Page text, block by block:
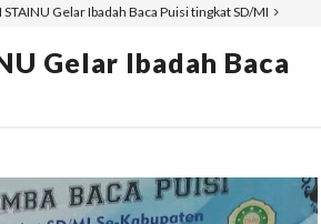
Gelar Ibadah Baca Puisi tingkat SD/MI
Gelar Ibadah Baca